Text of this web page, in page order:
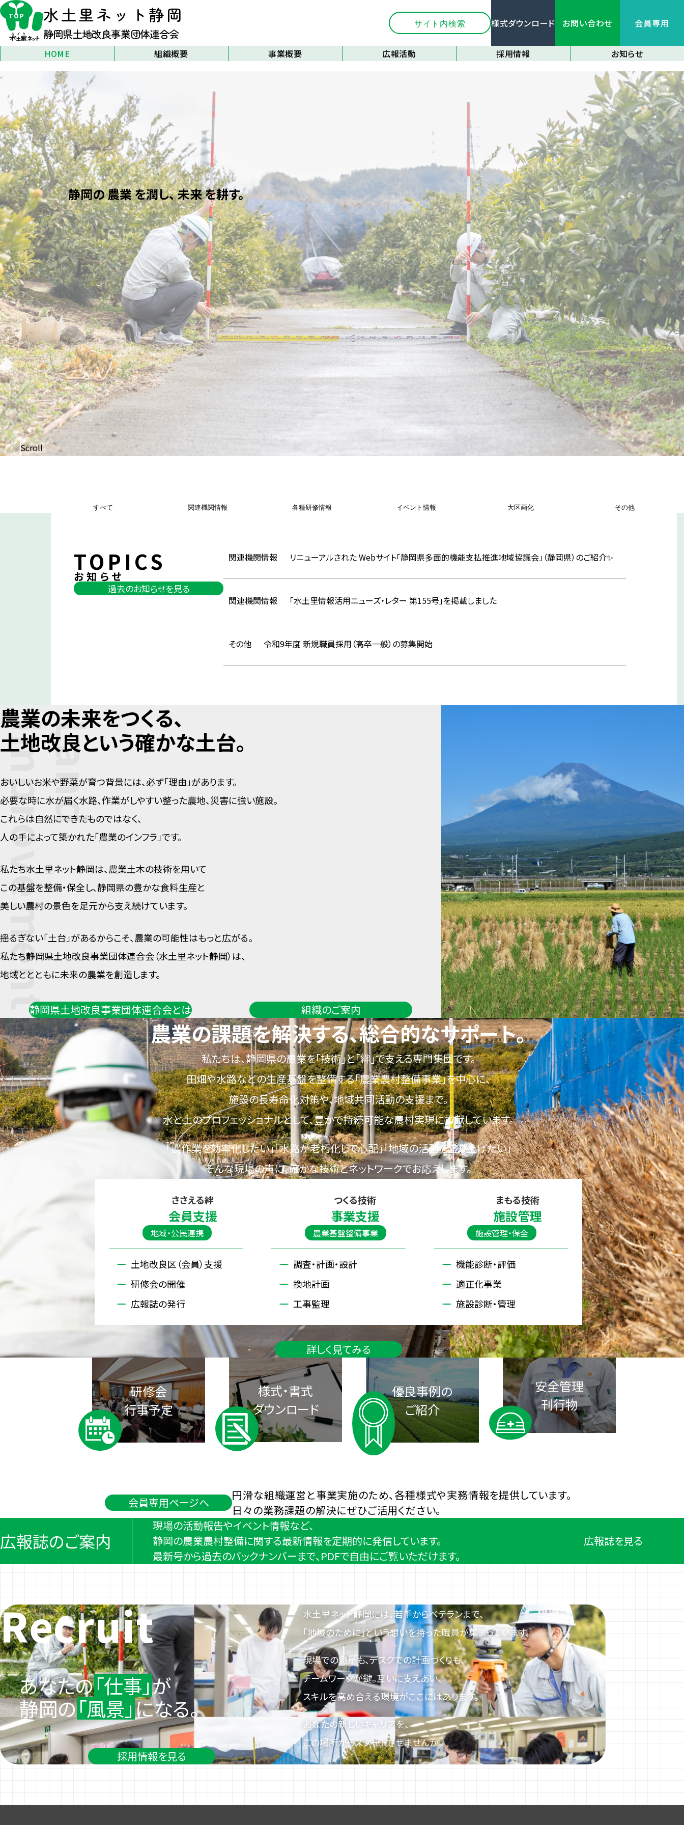
水土里ネット 静岡
静岡県土地改良事業団体連合会
様式ダウンロード お問い合わせ 会員専用
HOME
組織概要
リンク
事業概要
広報活動
採用情報
お知らせ
全てのお知らせ
関連機関情報
各種研修情報
イベント情報
大区画化について
その他
静岡の農業を潤し、未来を耕す。
Scroll
TOPICS
お知らせ
過去のお知らせを見る
すべて 関連機関情報 各種研修情報 イベント情報 大区画化 その他
関連機関情報 リニューアルされた Webサイト「静岡県多面的機能支払推進地域協議会」（静岡県）のご紹介✨
関連機関情報 「水土里情報活用ニューズ・レター 第155号」を掲載しました
その他 令和9年度 新規職員採用（高卒一般）の募集開始
L
a
n
d
I
m
p
r
o
v
e
m
e
n
t
農業の未来をつくる、
土地改良という確かな土台。
おいしいお米や野菜が育つ背景には、必ず「理由」があります。
必要な時に水が届く水路、作業がしやすい整った農地、災害に強い施設。
これらは自然にできたものではなく、
人の手によって築かれた「農業のインフラ」です。
私たち水土里ネット静岡は、農業土木の技術を用いて
この基盤を整備・保全し、静岡県の豊かな食料生産と
美しい農村の景色を足元から支え続けています。
揺るぎない「土台」があるからこそ、農業の可能性はもっと広がる。
私たち静岡県土地改良事業団体連合会（水土里ネット静岡）は、
地域ととともに未来の農業を創造します。
静岡県土地改良事業団体連合会とは 組織のご案内
農業の課題を解決する、総合的なサポート。
私たちは、静岡県の農業を「技術」と「絆」で支える専門集団です。
田畑や水路などの生産基盤を整備する「農業農村整備事業」を中心に、
施設の長寿命化対策や、地域共同活動の支援まで。
水と土のプロフェッショナルとして、豊かで持続可能な農村実現に貢献しています。
「農作業を効率化したい」「水路が老朽化して心配」「地域の活動を盛り上げたい」
そんな現場の声に、確かな技術とネットワークでお応えします。
ささえる絆
会員支援
地域・公民連携
土地改良区（会員）支援
研修会の開催
広報誌の発行
つくる技術
事業支援
農業基盤整備事業
調査・計画・設計
換地計画
工事監理
まもる技術
施設管理
施設管理・保全
機能診断・評価
適正化事業
施設診断・管理
詳しく見てみる
研修会
行事予定
様式・書式
ダウンロード
優良事例の
ご紹介
安全管理
刊行物
会員専用ページへ
円滑な組織運営と事業実施のため、各種様式や実務情報を提供しています。
日々の業務課題の解決にぜひご活用ください。
広報誌のご案内
現場の活動報告やイベント情報など、
静岡の農業農村整備に関する最新情報を定期的に発信しています。
最新号から過去のバックナンバーまで、PDFで自由にご覧いただけます。
広報誌を見る
Recruit
あなたの「仕事」が
静岡の「風景」になる。
水土里ネット静岡には、若手からベテランまで、
「地域のために」という想いを持った職員が集まっています。
現場での測量も、デスクでの計画づくりも、
チームワークが鍵。互いに支えあい、
スキルを高め合える環境がここにはあります。
あなたの新しいキャリアを、
この場所からスタートさせませんか。
採用情報を見る
TOP